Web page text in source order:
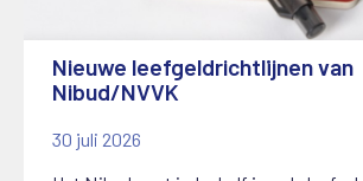
Nieuwe leefgeldrichtlijnen van
Nibud/NVVK
30 juli 2026